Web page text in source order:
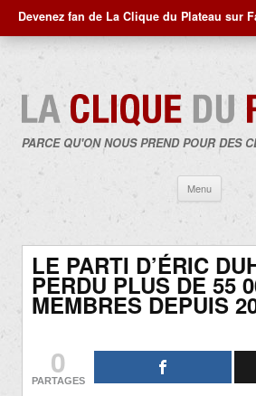
Devenez fan de La Clique du Plateau sur
PARCE QU'ON NOUS PREND POUR DES
Menu
LE PARTI D’ÉRIC
PERDU PLUS DE 55
MEMBRES DEPUIS
0
PARTAGES